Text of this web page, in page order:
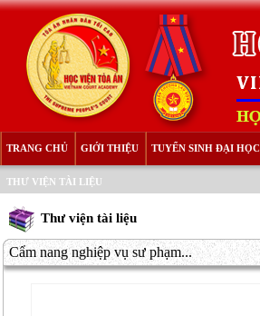
TRANG CHỦ GIỚI THIỆU TUYỂN SINH ĐẠI
THƯ VIỆN TÀI LIỆU
Thư viện tài liệu
Cẩm nang nghiệp vụ sư phạm...